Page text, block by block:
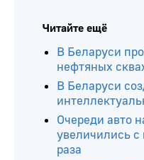
Читайте ещё
В Беларуси
нефтяных
В Беларуси
Очереди авто
увеличились с
раза